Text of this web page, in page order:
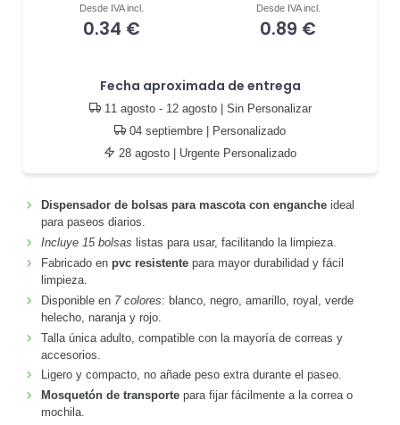
Desde IVA incl.
0.34 €
Desde IVA incl.
0.89 €
Fecha aproximada de entrega
11 agosto - 12 agosto| Sin Personalizar
04 septiembre | Personalizado
28 agosto | Urgente Personalizado
Dispensador de bolsas para mascota con engancheideal
para paseos diarios.
Incluye 15 bolsas listas para usar, facilitando la limpieza.
Fabricado en pvc resistentepara mayor durabilidad y fácil
limpieza.
Disponible en 7 colores: blanco, negro, amarillo, royal, verde
helecho, naranja y rojo.
Talla única adulto, compatible con la mayoría de correas y
accesorios.
Ligero y compacto, no añade peso extra durante el paseo.
Mosquetón de transportepara fijar fácilmente a la correa o
mochila.